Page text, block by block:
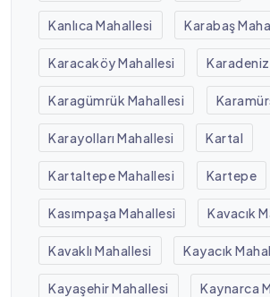
Kanlıca Mahallesi Karabaş
Karacaköy Mahallesi
Karagümrük Mahallesi
Karayolları Mahallesi Kartal
Kartaltepe Mahallesi Kartepe
Kasımpaşa Mahallesi Kavacık
Kavaklı Mahallesi Kayacık
Kayaşehir Mahallesi Kaynarca